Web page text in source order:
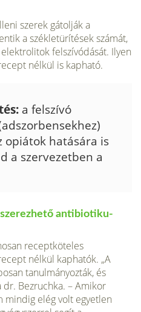
szerek gátolják a
a székletürítések számát,
felszívódását. Ilyen
nélkül is kapható.
a felszívó
opiátok hatására is
a szervezetben a
antibiotiku­
receptköteles
nélkül kaphatók. „A
tanul­mányozták, és
dr. Bezruchka. – Amikor
mindig elég volt egyetlen